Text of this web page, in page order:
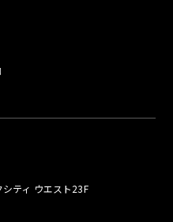
ティ ウエスト23F